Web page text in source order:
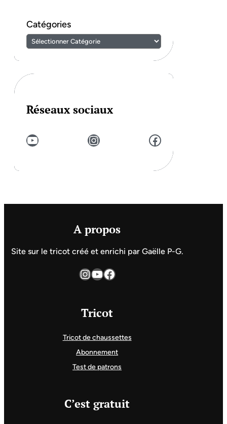
Catégories
Réseaux sociaux
YouTube Instagram Facebook
A propos
Site sur le tricot créé et enrichi par Gaëlle P-G.
InstagramYouTube Facebook
Tricot
Tricot de chaussettes
Abonnement
Test de patrons
C’est gratuit